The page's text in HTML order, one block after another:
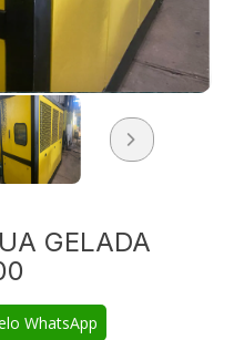
GELADA
WhatsApp